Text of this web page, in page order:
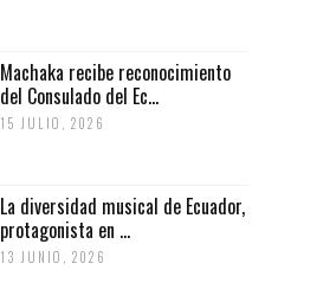
Machaka recibe reconocimiento
del Consulado del Ec...
15 JULIO, 2026
La diversidad musical de Ecuador,
protagonista en ...
13 JUNIO, 2026